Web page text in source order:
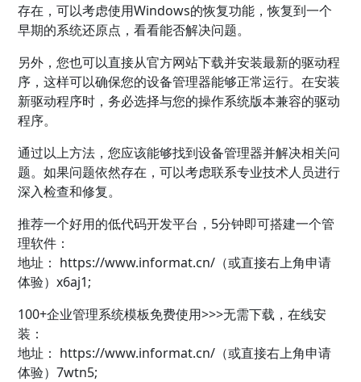
存在，可以考虑使用Windows的恢复功能，恢复到一个
早期的系统还原点，看看能否解决问题。
另外，您也可以直接从官方网站下载并安装最新的驱动程
序，这样可以确保您的设备管理器能够正常运行。在安装
新驱动程序时，务必选择与您的操作系统版本兼容的驱动
程序。
通过以上方法，您应该能够找到设备管理器并解决相关问
题。如果问题依然存在，可以考虑联系专业技术人员进行
深入检查和修复。
推荐一个好用的低代码开发平台，5分钟即可搭建一个管
理软件：
地址： https://www.informat.cn/（或直接右上角申请
体验）x6aj1;
100+企业管理系统模板免费使用>>>无需下载，在线安
装：
地址： https://www.informat.cn/（或直接右上角申请
体验）7wtn5;